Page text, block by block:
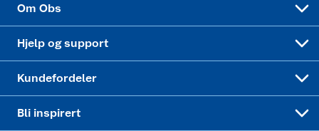
Om Obs
Hjelp og support
Kundefordeler
Bli inspirert